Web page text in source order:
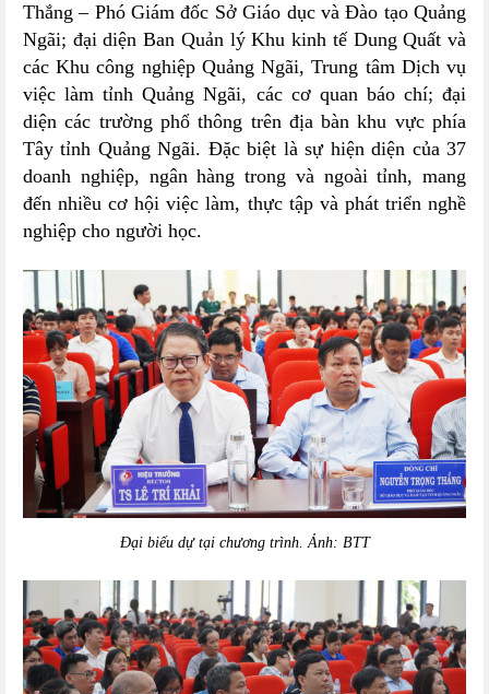
Thắng – Phó Giám đốc Sở Giáo dục và Đào tạo Quảng
Ngãi; đại diện Ban Quản lý Khu kinh tế Dung Quất và
các Khu công nghiệp Quảng Ngãi, Trung tâm Dịch vụ
việc làm tỉnh Quảng Ngãi, các cơ quan báo chí; đại
diện các trường phổ thông trên địa bàn khu vực phía
Tây tỉnh Quảng Ngãi. Đặc biệt là sự hiện diện của 37
doanh nghiệp, ngân hàng trong và ngoài tỉnh, mang
đến nhiều cơ hội việc làm, thực tập và phát triển nghề
nghiệp cho người học.
Đại biểu dự tại chương trình.Ảnh: BTT